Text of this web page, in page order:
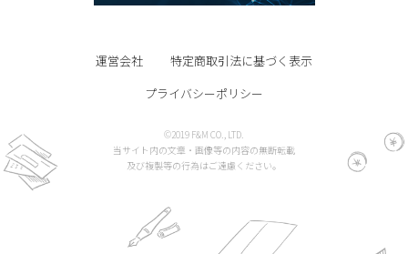
運営会社
特定商取引法に基づく表示
プライバシーポリシー
©2019 F&M CO., LTD.
当サイト内の文章・画像等の内容の無断転載
及び複製等の行為はご遠慮ください。